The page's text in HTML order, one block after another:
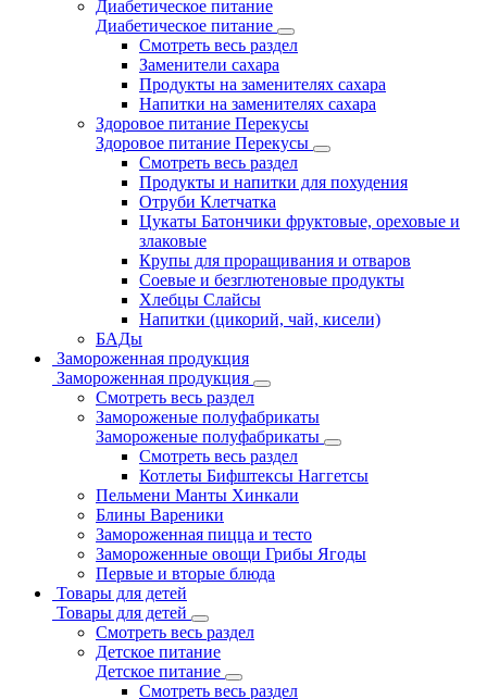
Диабетическое питание
Диабетическое питание
Смотреть весь раздел
Заменители сахара
Продукты на заменителях сахара
Напитки на заменителях сахара
Здоровое питание Перекусы
Здоровое питание Перекусы
Смотреть весь раздел
Продукты и напитки для похудения
Отруби Клетчатка
Цукаты Батончики фруктовые, ореховые и
злаковые
Крупы для проращивания и отваров
Соевые и безглютеновые продукты
Хлебцы Слайсы
Напитки (цикорий, чай, кисели)
БАДы
Замороженная продукция
Замороженная продукция
Смотреть весь раздел
Замороженые полуфабрикаты
Замороженые полуфабрикаты
Смотреть весь раздел
Котлеты Бифштексы Наггетсы
Пельмени Манты Хинкали
Блины Вареники
Замороженная пицца и тесто
Замороженные овощи Грибы Ягоды
Первые и вторые блюда
Товары для детей
Товары для детей
Смотреть весь раздел
Детское питание
Детское питание
Смотреть весь раздел